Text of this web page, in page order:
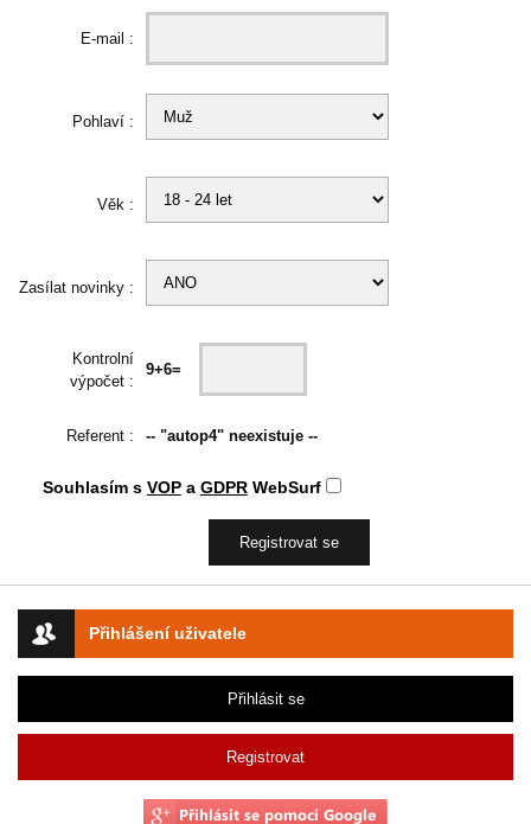
Přihlášení uživatele
Přihlásit se
Registrovat
E-mail :
Pohlaví :
Věk :
Zasílat novinky :
Kontrolní
výpočet :
9+6=
Referent : -- "autop4" neexistuje --
Souhlasím s VOPa GDPRWebSurf